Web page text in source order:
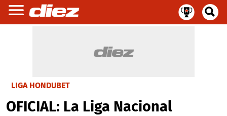
LIGA HONDUBET
OFICIAL: La Liga Nacional